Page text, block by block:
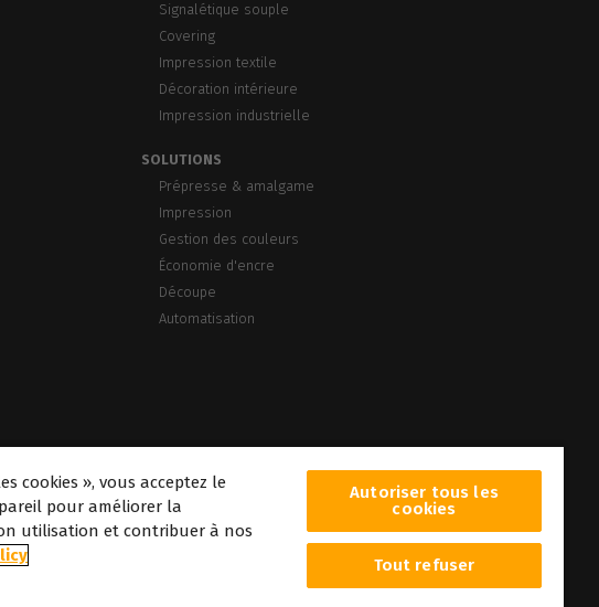
Signalétique souple
Covering
Impression textile
Décoration intérieure
Impression industrielle
SOLUTIONS
Prépresse & amalgame
Impression
Gestion des couleurs
Économie d'encre
Découpe
Automatisation
cookies », vous acceptez le
pour améliorer la
utilisation et contribuer à nos
Autoriser tous les
cookies
Tout refuser